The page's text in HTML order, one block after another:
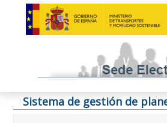
Sistema de gestión de